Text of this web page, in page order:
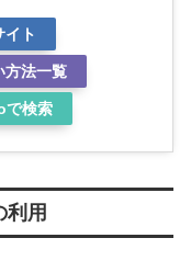
イト
方法一覧
で検索
利用